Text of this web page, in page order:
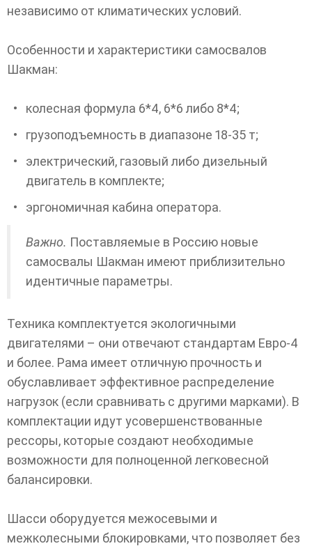
независимо от климатических условий.
Особенности и характеристики самосвалов
Шакман:
колесная формула 6*4, 6*6 либо 8*4;
грузоподъемность в диапазоне 18-35 т;
электрический, газовый либо дизельный
двигатель в комплекте;
эргономичная кабина оператора.
Важно. Поставляемые в Россию новые
самосвалы Шакман имеют приблизительно
идентичные параметры.
Техника комплектуется экологичными
двигателями – они отвечают стандартам Евро-4
и более. Рама имеет отличную прочность и
обуславливает эффективное распределение
нагрузок (если сравнивать с другими марками). В
комплектации идут усовершенствованные
рессоры, которые создают необходимые
возможности для полноценной легковесной
балансировки.
Шасси оборудуется межосевыми и
межколесными блокировками, что позволяет без